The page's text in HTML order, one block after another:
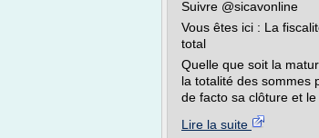
Suivre @sicavonline
Vous êtes ici : La
total
Quelle que soit la
la totalité des sommes
de facto sa clôture et
Lire la suite